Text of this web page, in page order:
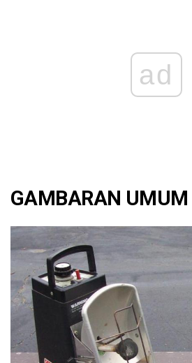
ad
GAMBARAN UMUM